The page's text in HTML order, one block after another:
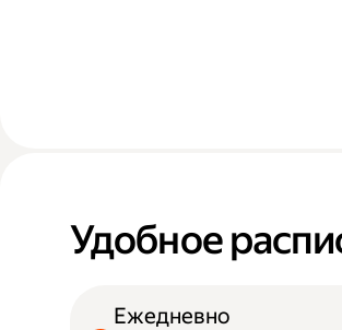
Удобное
Ежедневно